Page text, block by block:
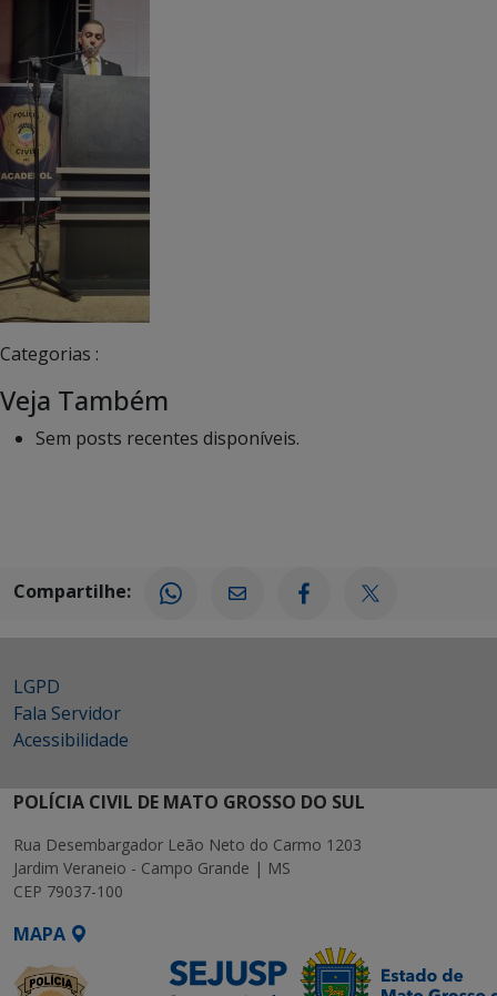
Categorias :
Veja Também
Sem posts recentes disponíveis.
Compartilhe:
LGPD
Fala Servidor
Acessibilidade
POLÍCIA CIVIL DE MATO GROSSO DO SUL
Rua Desembargador Leão Neto do Carmo 1203
Jardim Veraneio - Campo Grande | MS
CEP 79037-100
MAPA